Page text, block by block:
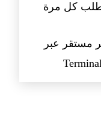
كل مرة
عبر